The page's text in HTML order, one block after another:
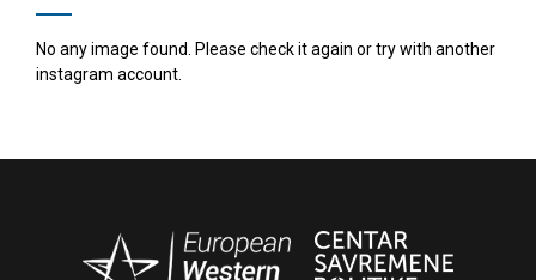
No any image found. Please check it again or try with another
instagram account.